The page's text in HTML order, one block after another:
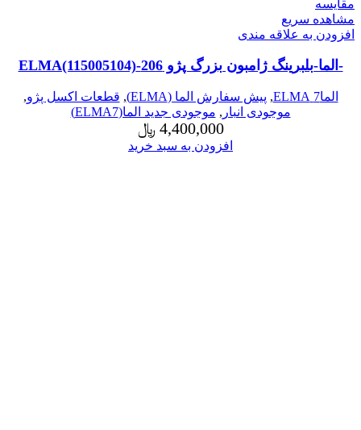
مقایسه
مشاهده سریع
افزودن به علاقه مندی
-الما-بلبرینگ ژامبون بزرگ پژو 206-ELMA(115005104)
الما7 ELMA , پیش سفارش الما (ELMA) , قطعات اکسل پژو,
موجودی انبار , موجودی جدید الما(ELMA7)
4,400,000 ﷼
افزودن به سبد خرید